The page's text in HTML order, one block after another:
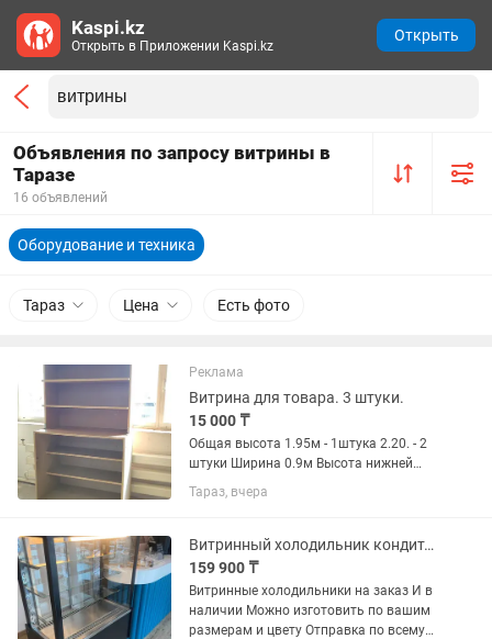
Объявления по запросу витрины в
Таразе
16 объявлений
Оборудование и техника
Тараз Цена Есть фото
Реклама
Витрина для товара. 3 штуки.
15 000 ₸
Общая высота 1.95м - 1штука 2.20. - 2
штуки Ширина 0.9м Высота нижней
части 0.9м Глубина 0.5м Высота
верхней части 1.05м Глубина 0.37м
крепкое изделие,...
Тараз, вчера
Витринный холодильник кондитерская витрина
159 900 ₸
Витринные холодильники на заказ И в
наличии Можно изготовить по вашим
размерам и цвету Отправка по всему
Kaspi.kz
Открыть в Приложении Kaspi.kz
Открыть